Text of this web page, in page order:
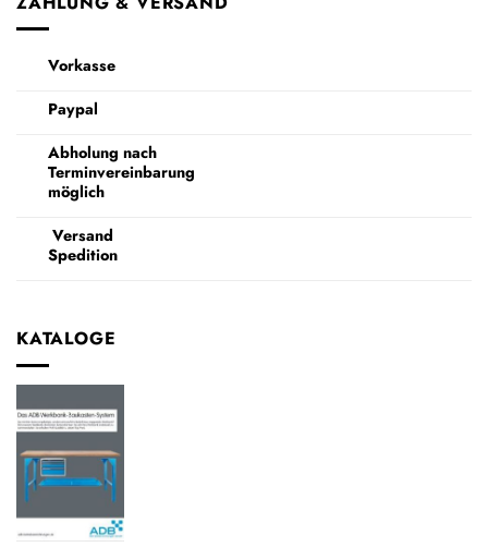
Vorkasse
Paypal
Abholung nach
Terminvereinbarung
möglich
Versand
Spedition
KATALOGE